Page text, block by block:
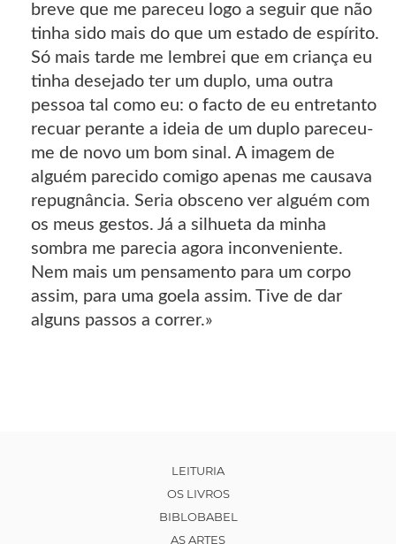
breve que me pareceu logo a seguir que não
tinha sido mais do que um estado de espírito.
Só mais tarde me lembrei que em criança eu
tinha desejado ter um duplo, uma outra
pessoa tal como eu: o facto de eu entretanto
recuar perante a ideia de um duplo pareceu-
me de novo um bom sinal. A imagem de
alguém parecido comigo apenas me causava
repugnância. Seria obsceno ver alguém com
os meus gestos. Já a silhueta da minha
sombra me parecia agora inconveniente.
Nem mais um pensamento para um corpo
assim, para uma goela assim. Tive de dar
alguns passos a correr.»
LEITURIA
OS LIVROS
BIBLOBABEL
AS ARTES